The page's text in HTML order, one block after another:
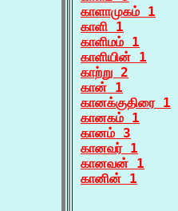
காளாமுகம் 1
காளி 1
காளிமம் 1
காளியின் 1
காற்று 2
கான் 1
கானக்குதிரை 1
கானகம் 1
கானம் 3
கானவர் 1
கானவன் 1
கானின் 1